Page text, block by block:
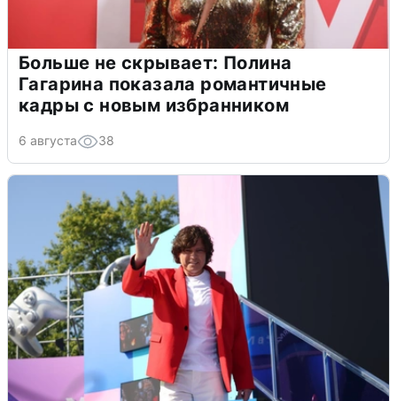
Больше не скрывает: Полина
Гагарина показала романтичные
кадры с новым избранником
6 августа 38